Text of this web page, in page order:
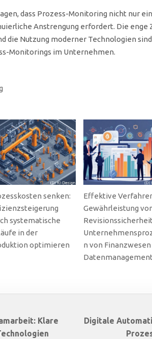
dass Prozess-Monitoring nicht nur
Anstrengung erfordert. Die enge
die Nutzung moderner Technologien
Monitorings im Unternehmen.
senken:
systematische
in der
optimieren
Effektive
Gewährleistung
n von Finanzwesen
Datenmanagement
Digitale
Klare